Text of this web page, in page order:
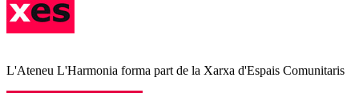
L'Ateneu L'Harmonia forma part de la Xarxa d'Espais Comunitaris